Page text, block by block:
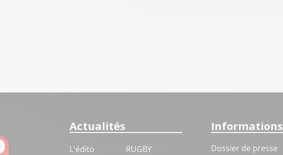
Actualités
L'édito
RUGBY
Informations
Dossier de presse